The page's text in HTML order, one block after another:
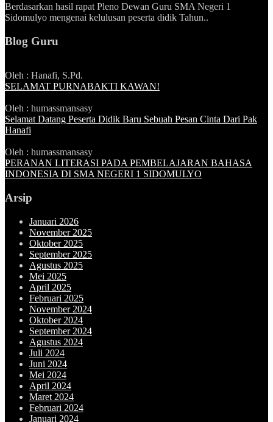
Berdasarkan hasil rapat Pleno Dewan Guru SMA Negeri 1
Sidomulyo mengenai kelulusan peserta didik Tahun..
Blog Guru
Oleh : Hanafi, S.Pd.
SELAMAT PURNABAKTI KAWAN!
Oleh : humassmansasy
Selamat Datang Peserta Didik Baru Sebuah Pesan Cinta Dari Pak
Hanafi
Oleh : humassmansasy
PERANAN LITERASI PADA PEMBELAJARAN BAHASA
INDONESIA DI SMA NEGERI 1 SIDOMULYO
Arsip
Januari 2026
November 2025
Oktober 2025
September 2025
Agustus 2025
Mei 2025
April 2025
Februari 2025
November 2024
Oktober 2024
September 2024
Agustus 2024
Juli 2024
Juni 2024
Mei 2024
April 2024
Maret 2024
Februari 2024
Januari 2024